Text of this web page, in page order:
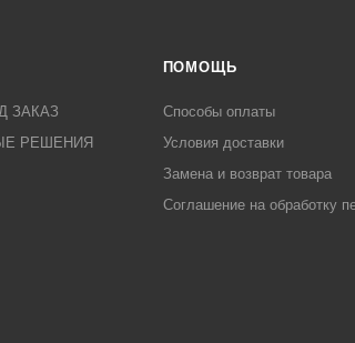
ЗАКАЗ
РЕШЕНИЯ
ПОМОЩЬ
Способы оплаты
Условия доставки
Замена и возврат товара
Соглашение на обработку